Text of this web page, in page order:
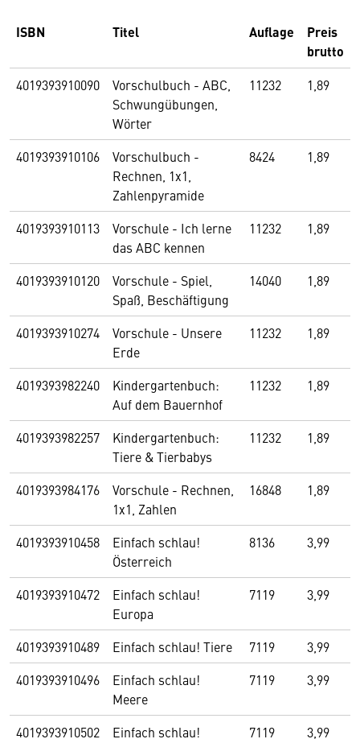
ISBN Titel Auflage
Preis
brutto
4019393910090
Vorschulbuch - ABC,
Schwungübungen,
Wörter
11232 1,89
4019393910106
Vorschulbuch -
Rechnen, 1x1,
Zahlenpyramide
8424 1,89
4019393910113
Vorschule - Ich lerne
das ABC kennen
11232 1,89
4019393910120
Vorschule - Spiel,
Spaß, Beschäftigung
14040 1,89
4019393910274
Vorschule - Unsere
Erde
11232 1,89
4019393982240
Kindergartenbuch:
Auf dem Bauernhof
11232 1,89
4019393982257
Kindergartenbuch:
Tiere & Tierbabys
11232 1,89
4019393984176
Vorschule - Rechnen,
1x1, Zahlen
16848 1,89
4019393910458
Einfach schlau!
Österreich
8136 3,99
4019393910472
Einfach schlau!
Europa
7119 3,99
4019393910489 Einfach schlau! Tiere 7119
3,99
4019393910496
Einfach schlau!
Meere
7119 3,99
4019393910502 Einfach schlau! 7119 3,99